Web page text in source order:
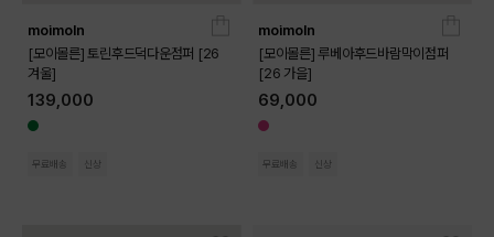
090
moimoln
[모이몰른] 토린후드덕다운점퍼 [26
겨울]
139,000
무료배송 신상
090
moimoln
[모이몰른] 루베아후드바람막이점퍼
[26 가을]
69,000
무료배송 신상